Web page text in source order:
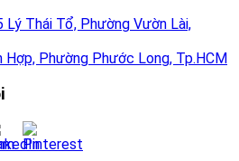
Lý Thái Tổ, Phường Vườn Lài,
Hợp, Phường Phước Long, Tp.HCM